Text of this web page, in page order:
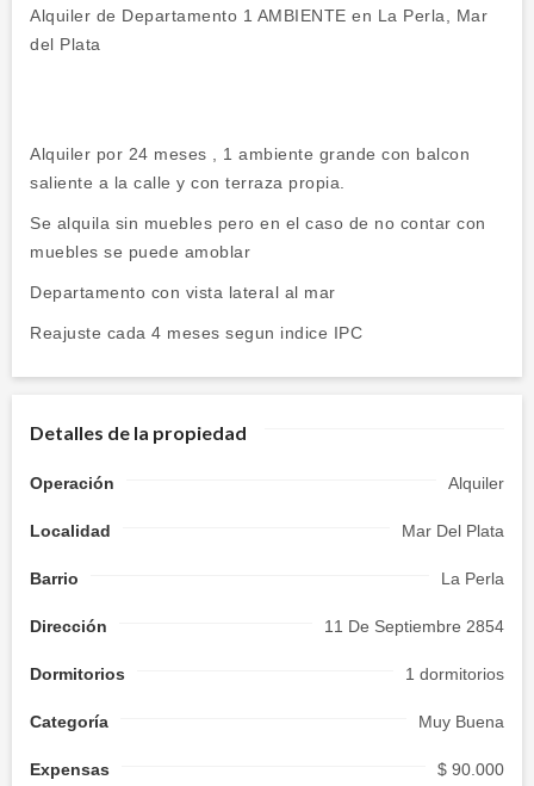
Alquiler de Departamento 1 AMBIENTE en La Perla, Mar
del Plata
Alquiler por 24 meses , 1 ambiente grande con balcon
saliente a la calle y con terraza propia.
Se alquila sin muebles pero en el caso de no contar con
muebles se puede amoblar
Departamento con vista lateral al mar
Reajuste cada 4 meses segun indice IPC
Detalles de la propiedad
Operación Alquiler
Localidad Mar Del Plata
Barrio La Perla
Dirección 11 De Septiembre 2854
Dormitorios 1 dormitorios
Categoría Muy Buena
Expensas $ 90.000